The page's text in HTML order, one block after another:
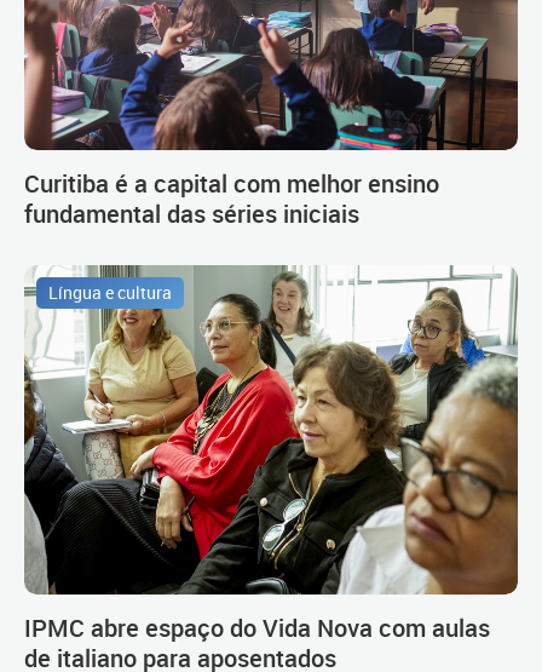
Curitiba é a capital com melhor ensino
fundamental das séries iniciais
Língua e cultura
IPMC abre espaço do Vida Nova com aulas
de italiano para aposentados